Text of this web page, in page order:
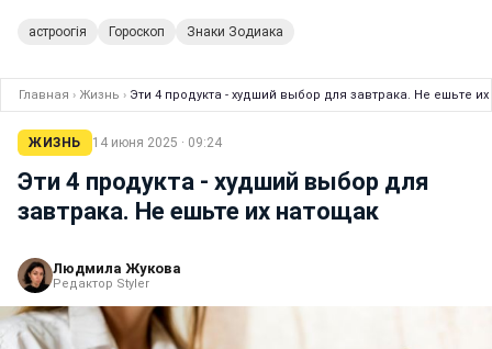
астроогія Гороскоп Знаки Зодиака
Главная › Жизнь › Эти 4 продукта - худший выбор для завтрака. Не ешьте
ЖИЗНЬ 14 июня 2025 · 09:24
Эти 4 продукта - худший выбор для
завтрака. Не ешьте их натощак
Людмила Жукова
Редактор Styler